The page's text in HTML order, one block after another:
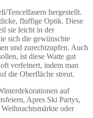
Tencelfasern hergestellt.
fluffige Optik. Diese
sie leicht in der
sich die gewünschte
und zurechtzupfen. Auch
ist diese Watte gut
verfeinert, indem man
die Oberfläche streut.
auf
Apres Ski Partys,
oder